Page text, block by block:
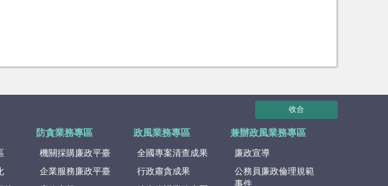
收合
防貪業務專區
機關採購廉政平臺
企業服務廉政平臺
政風業務專區
全國專案清查成果
行政肅貪成果
兼辦政風業務專區
廉政宣導
公務員廉政倫理規範
事件